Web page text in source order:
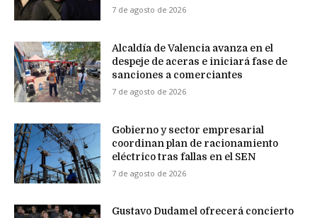
7 de agosto de 2026
Alcaldía de Valencia avanza en el
despeje de aceras e iniciará fase de
sanciones a comerciantes
7 de agosto de 2026
Gobierno y sector empresarial
coordinan plan de racionamiento
eléctrico tras fallas en el SEN
7 de agosto de 2026
Gustavo Dudamel ofrecerá concierto